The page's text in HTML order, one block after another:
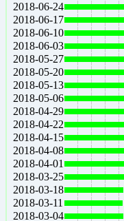
2018-06-24
2018-06-17
2018-06-10
2018-06-03
2018-05-27
2018-05-20
2018-05-13
2018-05-06
2018-04-29
2018-04-22
2018-04-15
2018-04-08
2018-04-01
2018-03-25
2018-03-18
2018-03-11
2018-03-04